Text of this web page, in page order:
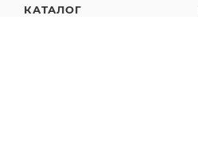
КАТАЛОГ